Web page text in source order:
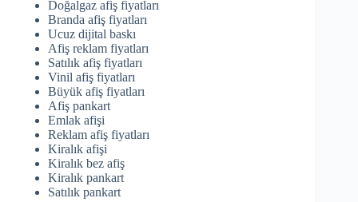
Doğalgaz afiş fiyatları
Branda afiş fiyatları
Ucuz dijital baskı
Afiş reklam fiyatları
Satılık afiş fiyatları
Vinil afiş fiyatları
Büyük afiş fiyatları
Afiş pankart
Emlak afişi
Reklam afiş fiyatları
Kiralık afişi
Kiralık bez afiş
Kiralık pankart
Satılık pankart